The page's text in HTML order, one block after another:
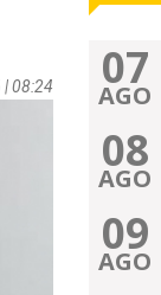
08:24 07
AGO
08
AGO
09
AGO